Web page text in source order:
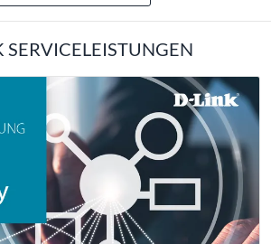
SERVICELEISTUNGEN